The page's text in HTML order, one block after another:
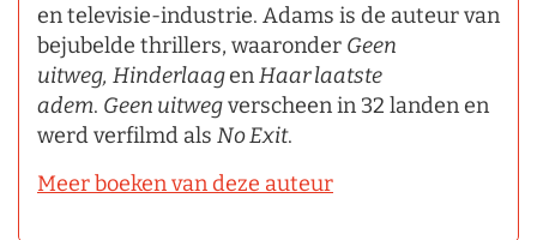
en televisie-industrie. Adams is de auteur van
bejubelde thrillers, waaronder Geen
uitweg, HinderlaagenHaar laatste
adem. Geen uitwegverscheen in 32 landen en
werd verfilmd als No Exit.
Meer boeken van deze auteur